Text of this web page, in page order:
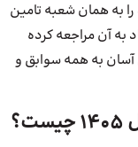
به همان شعبه تامین
به آن مراجعه کرده
آسان به همه سوابق و